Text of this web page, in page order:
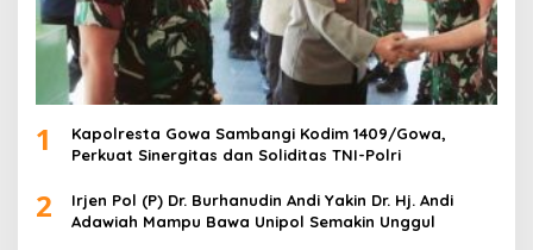
1
Kapolresta Gowa Sambangi Kodim 1409/Gowa,
Perkuat Sinergitas dan Soliditas TNI-Polri
2
Irjen Pol (P) Dr. Burhanudin Andi Yakin Dr. Hj. Andi
Adawiah Mampu Bawa Unipol Semakin Unggul